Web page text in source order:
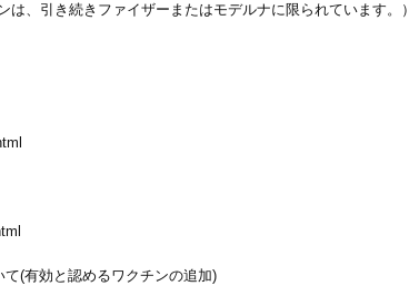
、引き続きファイザーまたはモデルナに限られています。）
(有効と認めるワクチンの追加)